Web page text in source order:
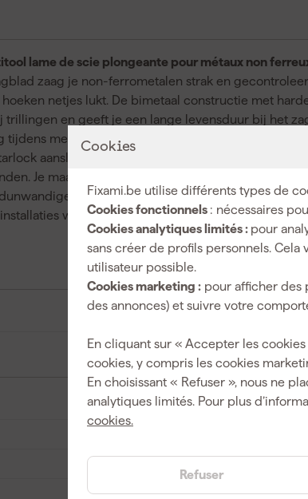
Cookies
Fixami.be utilise différents types de
Cookies fonctionnels : nécessaires
Cookies analytiques limités : pour
sans créer de profils personnels.
utilisateur possible.
Cookies marketing : pour afficher des
des annonces) et suivre votre
En cliquant sur « Accepter les cookies
cookies, y compris les cookies
En choisissant « Refuser », nous ne
analytiques limités. Pour plus
cookies.
Refuser
lame de scie plongeante pour métaux non
zaag je non-ferrometalen strak en
netjes lukt. De bimetaal constructie met
en geeft je een lange levensduur bij het
metaal zagen waardoor het zaagblad langer
aansluiting heb je optimale krachtoverdracht
Je maakt met dit multitool invalzaagblad snelle
buis zonder dat je eerst hoeft voor te
waar precisie telt. Met 5 stuks in de set